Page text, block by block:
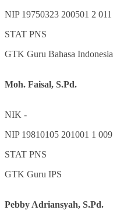
NIP 19750323 200501 2 011
STAT PNS
GTK Guru Bahasa Indonesia
Moh. Faisal, S.Pd.
NIK -
NIP 19810105 201001 1 009
STAT PNS
GTK Guru IPS
Pebby Adriansyah, S.Pd.